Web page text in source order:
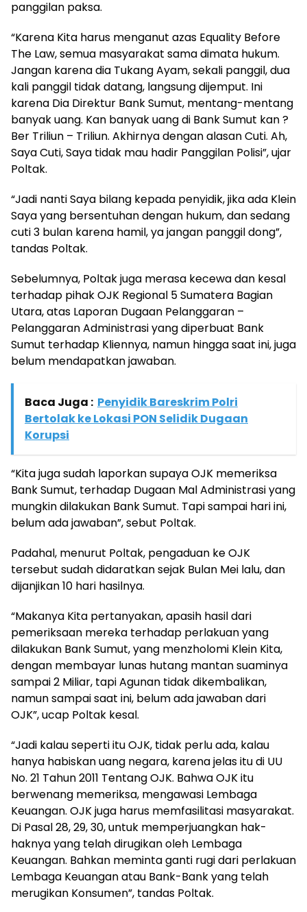
panggilan paksa.
“Karena Kita harus menganut azas Equality Before
The Law, semua masyarakat sama dimata hukum.
Jangan karena dia Tukang Ayam, sekali panggil, dua
kali panggil tidak datang, langsung dijemput. Ini
karena Dia Direktur Bank Sumut, mentang-mentang
banyak uang. Kan banyak uang di Bank Sumut kan ?
Ber Triliun – Triliun. Akhirnya dengan alasan Cuti. Ah,
Saya Cuti, Saya tidak mau hadir Panggilan Polisi”, ujar
Poltak.
“Jadi nanti Saya bilang kepada penyidik, jika ada Klein
Saya yang bersentuhan dengan hukum, dan sedang
cuti 3 bulan karena hamil, ya jangan panggil dong”,
tandas Poltak.
Sebelumnya, Poltak juga merasa kecewa dan kesal
terhadap pihak OJK Regional 5 Sumatera Bagian
Utara, atas Laporan Dugaan Pelanggaran –
Pelanggaran Administrasi yang diperbuat Bank
Sumut terhadap Kliennya, namun hingga saat ini, juga
belum mendapatkan jawaban.
Baca Juga : Penyidik Bareskrim Polri
Bertolak ke Lokasi PON Selidik Dugaan
Korupsi
“Kita juga sudah laporkan supaya OJK memeriksa
Bank Sumut, terhadap Dugaan Mal Administrasi yang
mungkin dilakukan Bank Sumut. Tapi sampai hari ini,
belum ada jawaban”, sebut Poltak.
Padahal, menurut Poltak, pengaduan ke OJK
tersebut sudah didaratkan sejak Bulan Mei lalu, dan
dijanjikan 10 hari hasilnya.
“Makanya Kita pertanyakan, apasih hasil dari
pemeriksaan mereka terhadap perlakuan yang
dilakukan Bank Sumut, yang menzholomi Klein Kita,
dengan membayar lunas hutang mantan suaminya
sampai 2 Miliar, tapi Agunan tidak dikembalikan,
namun sampai saat ini, belum ada jawaban dari
OJK”, ucap Poltak kesal.
“Jadi kalau seperti itu OJK, tidak perlu ada, kalau
hanya habiskan uang negara, karena jelas itu di UU
No. 21 Tahun 2011 Tentang OJK. Bahwa OJK itu
berwenang memeriksa, mengawasi Lembaga
Keuangan. OJK juga harus memfasilitasi masyarakat.
Di Pasal 28, 29, 30, untuk memperjuangkan hak-
haknya yang telah dirugikan oleh Lembaga
Keuangan. Bahkan meminta ganti rugi dari perlakuan
Lembaga Keuangan atau Bank-Bank yang telah
merugikan Konsumen”, tandas Poltak.